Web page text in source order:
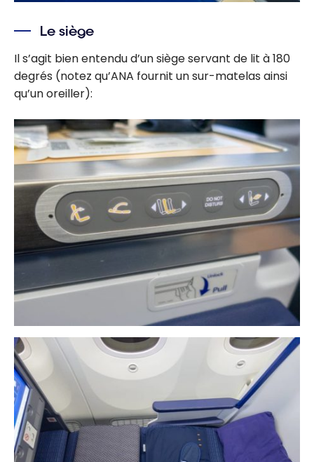
Le siège
Il s’agit bien entendu d’un siège servant de lit à 180
degrés (notez qu’ANA fournit un sur-matelas ainsi
qu’un oreiller):